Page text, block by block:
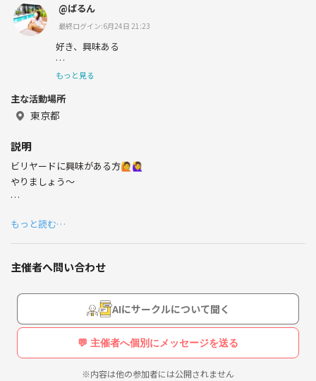
@ぱるん
最終ログイン:6月24日 21:23
好き、興味ある
・アート、美術館
・お笑い、オードリー
・音楽🎵洋画🎬ビリヤード🎱
・ファッション
・花、植物
・AIえーあい
・哲学、科学、物理学（詳しくない）
もっと見る
主な活動場所
東京都
説明
ビリヤードに興味がある方🙋🙋‍♀️
やりましょう〜
初心者🔰さんとも楽しくやりたいです✨
・飲みながら🥂🍺やる方と一緒でもOK、な方のみ参加でお願いしま
す。ご本人はもちろん飲まなくて大丈夫です⭕️🙆‍♀️
・場所は主にバグースで考えてます…ダーツ🎯もやりたい！！
⚠️宗教、投資、コーチング、アムウェイなどの勧誘は一切禁止です。自
社の営業行為・営業活動も禁止です。知り合った後でも、発覚した時点
でつなげーとへ通報します⚠️
もっと読む…
主催者へ問い合わせ
AIにサークルについて聞く
💬 主催者へ個別にメッセージを送る
※内容は他の参加者には公開されません